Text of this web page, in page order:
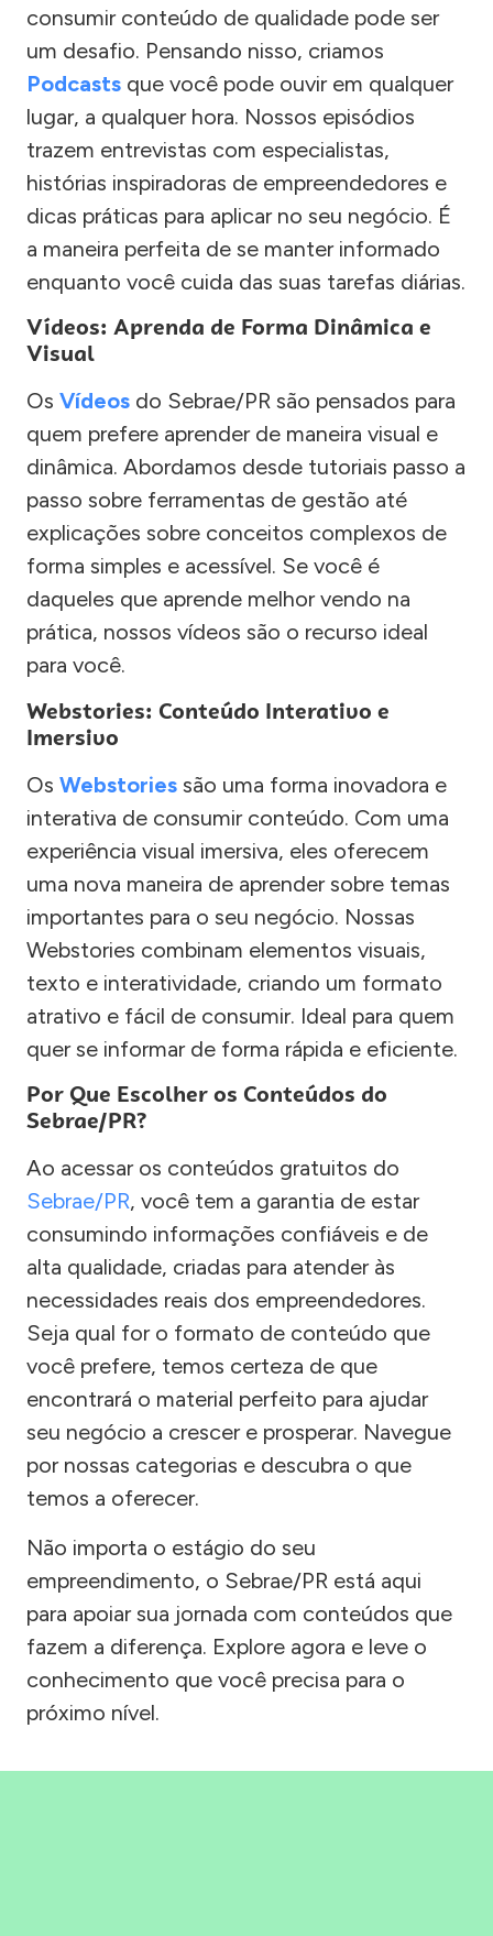
consumir conteúdo de qualidade pode ser
um desafio. Pensando nisso, criamos
Podcasts que você pode ouvir em qualquer
lugar, a qualquer hora. Nossos episódios
trazem entrevistas com especialistas,
histórias inspiradoras de empreendedores e
dicas práticas para aplicar no seu negócio. É
a maneira perfeita de se manter informado
enquanto você cuida das suas tarefas diárias.
Vídeos: Aprenda de Forma Dinâmica e
Visual
Os Vídeos do Sebrae/PR são pensados para
quem prefere aprender de maneira visual e
dinâmica. Abordamos desde tutoriais passo a
passo sobre ferramentas de gestão até
explicações sobre conceitos complexos de
forma simples e acessível. Se você é
daqueles que aprende melhor vendo na
prática, nossos vídeos são o recurso ideal
para você.
Webstories: Conteúdo Interativo e
Imersivo
Os Webstories são uma forma inovadora e
interativa de consumir conteúdo. Com uma
experiência visual imersiva, eles oferecem
uma nova maneira de aprender sobre temas
importantes para o seu negócio. Nossas
Webstories combinam elementos visuais,
texto e interatividade, criando um formato
atrativo e fácil de consumir. Ideal para quem
quer se informar de forma rápida e eficiente.
Por Que Escolher os Conteúdos do
Sebrae/PR?
Ao acessar os conteúdos gratuitos do
Sebrae/PR, você tem a garantia de estar
consumindo informações confiáveis e de
alta qualidade, criadas para atender às
necessidades reais dos empreendedores.
Seja qual for o formato de conteúdo que
você prefere, temos certeza de que
encontrará o material perfeito para ajudar
seu negócio a crescer e prosperar. Navegue
por nossas categorias e descubra o que
temos a oferecer.
Não importa o estágio do seu
empreendimento, o Sebrae/PR está aqui
para apoiar sua jornada com conteúdos que
fazem a diferença. Explore agora e leve o
conhecimento que você precisa para o
próximo nível.